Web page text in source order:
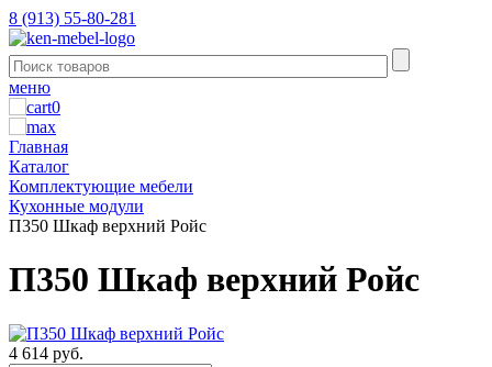
8 (913) 55-80-281
меню
0
Главная
Каталог
Комплектующие мебели
Кухонные модули
П350 Шкаф верхний Ройс
П350 Шкаф верхний Ройс
4 614 руб.